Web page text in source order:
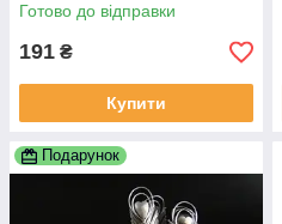
Готово до відправки
191 ₴
Купити
Подарунок